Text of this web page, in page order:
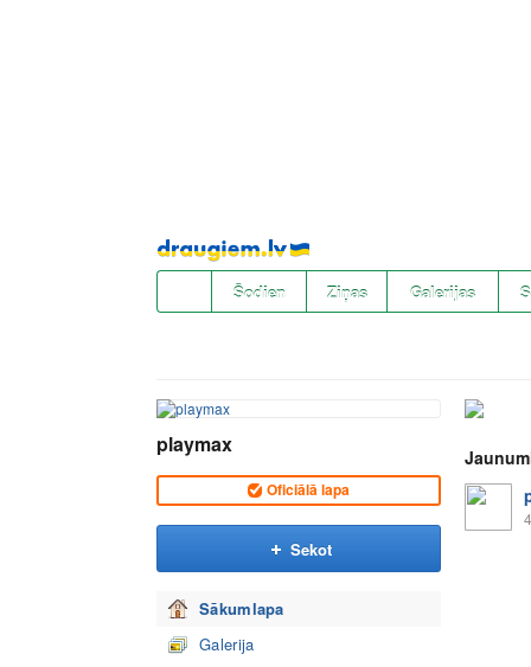
Pāriet
uz
saturu
Šodien Ziņas Galerijas
playmax
Oficiālā lapa
Sekot
Sākumlapa
Galerija